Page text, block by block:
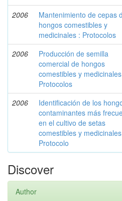
2006
Mantenimiento de cepas
hongos comestibles y
medicinales : Protocolos
2006
Producción de semilla
comercial de hongos
comestibles y
Protocolos
2006
Identificación de los
contaminantes más
en el cultivo de setas
comestibles y
Protocolo
Discover
Author